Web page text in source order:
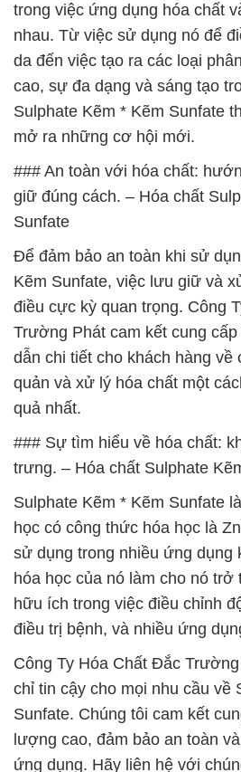
trong việc ứng dụng hóa chất
nhau. Từ việc sử dụng nó để
da đến việc tạo ra các loại
cao, sự đa dạng và sáng tạo
Sulphate Kẽm * Kẽm Sunfate
mở ra những cơ hội mới.
### An toàn với hóa chất:
giữ đúng cách. – Hóa chất
Sunfate
Để đảm bảo an toàn khi sử
Kẽm Sunfate, việc lưu giữ và
điều cực kỳ quan trọng. Công
Trường Phát cam kết cung
dẫn chi tiết cho khách hàng
quản và xử lý hóa chất một
quả nhất.
### Sự tìm hiểu về hóa chất:
trưng. – Hóa chất Sulphate
Sulphate Kẽm * Kẽm Sunfate
học có công thức hóa học là
sử dụng trong nhiều ứng dụng
hóa học của nó làm cho nó trở
hữu ích trong việc điều chỉnh
điều trị bệnh, và nhiều ứng
Công Ty Hóa Chất Đắc
chỉ tin cậy cho mọi nhu cầu về
Sunfate. Chúng tôi cam kết
lượng cao, đảm bảo an toàn
ứng dụng. Hãy liên hệ với